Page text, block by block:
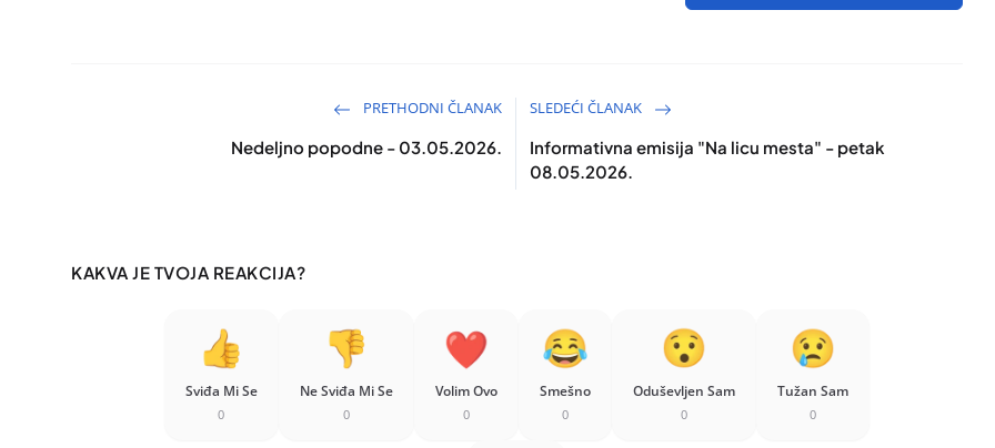
PRETHODNI ČLANAK
Nedeljno popodne - 03.05.2026.
SLEDEĆI ČLANAK
Informativna emisija "Na licu mesta" - petak
08.05.2026.
KAKVA JE TVOJA REAKCIJA?
Sviđa Mi Se
0
Ne Sviđa Mi Se
0
Volim Ovo
0
Smešno
0
Oduševljen Sam
0
Tužan Sam
0